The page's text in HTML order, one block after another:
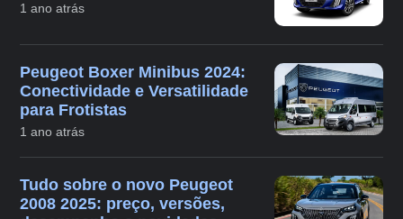
1 ano atrás
Peugeot Boxer Minibus 2024:
Conectividade e Versatilidade
para Frotistas
1 ano atrás
Tudo sobre o novo Peugeot
2008 2025: preço, versões,